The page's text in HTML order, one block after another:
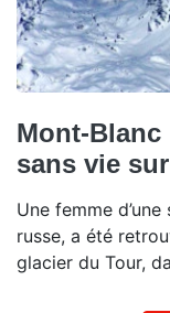
Mont-
sans vie
Une femme
russe, a été
glacier du Tour,